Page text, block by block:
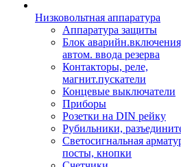
Низковольтная аппаратура
Аппаратура защиты
Блок
автом. ввода резерва
Контакторы, реле,
магнит.пускатели
Концевые выключатели
Приборы
Розетки на DIN рейку
Рубильники,
Светосигнальная
посты, кнопки